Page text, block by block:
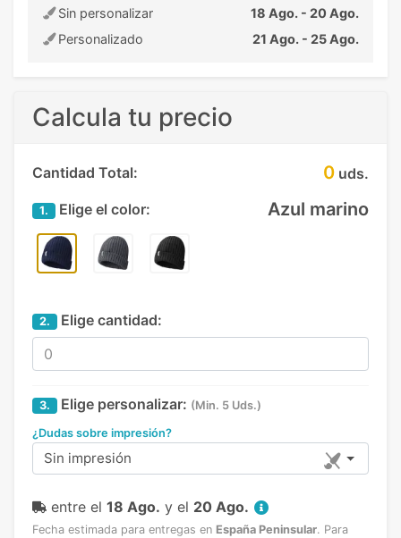
Sin personalizar
18 Ago. - 20 Ago.
Personalizado
21 Ago. - 25 Ago.
Calcula tu precio
Cantidad Total: 0 uds.
1. Elige el color: Azul marino
2. Elige cantidad:
3. Elige personalizar: (Min. 5 Uds.)
¿Dudas sobre impresión?
Sin impresión
entre el 18 Ago. y el 20 Ago.
Fecha estimada para entregas en España Peninsular. Para